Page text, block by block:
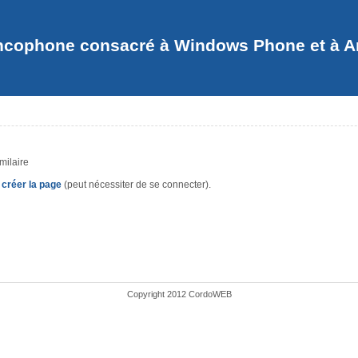
consacré à Windows Phone et à
créer la page (peut nécessiter de se connecter).
Copyright 2012 CordoWEB